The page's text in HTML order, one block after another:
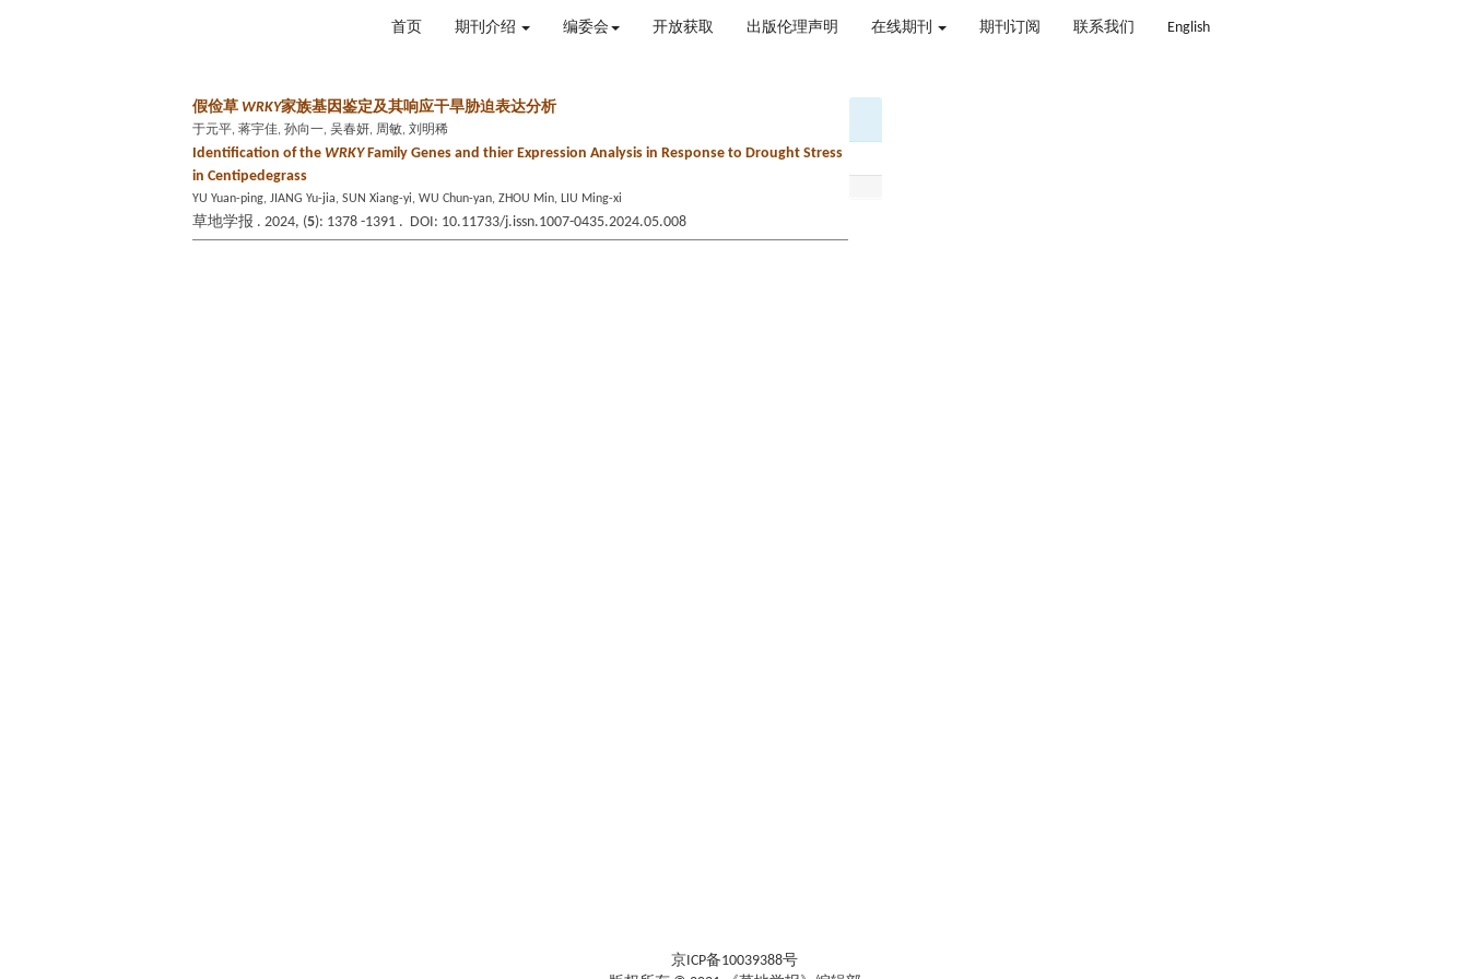
首页 期刊介绍 编委会 开放获取 出版伦理声明 在线期刊 期刊订阅 联系我们 English
假俭草 WRKY家族基因鉴定及其响应干旱胁迫表达分析
于元平, 蒋宇佳, 孙向一, 吴春妍, 周敏, 刘明稀
Identification of the WRKYFamily Genes and thier Expression Analysis in Response to Drought Stress
in Centipedegrass
YU Yuan-ping, JIANG Yu-jia, SUN Xiang-yi, WU Chun-yan, ZHOU Min, LIU Ming-xi
草地学报 . 2024, (5): 1378 -1391 . DOI: 10.11733/j.issn.1007-0435.2024.05.008
京ICP备10039388号